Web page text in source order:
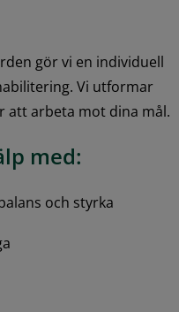
gör vi en individuell
Vi utformar
med:
och styrka